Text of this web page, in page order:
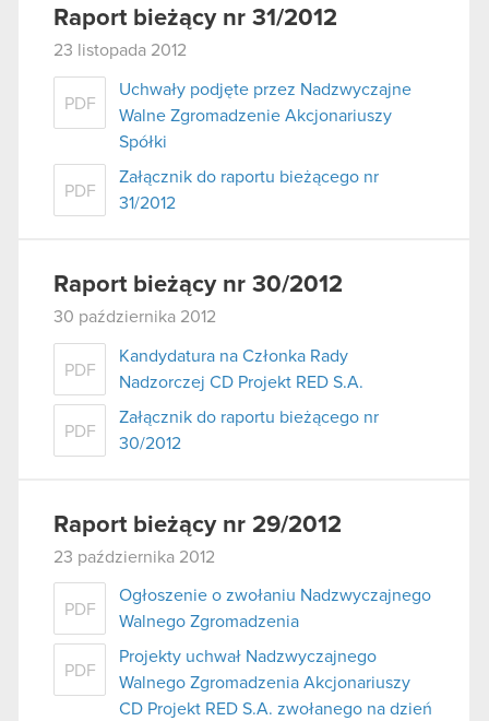
Raport bieżący nr 31/2012
23 listopada 2012
PDF
Uchwały podjęte przez Nadzwyczajne
Walne Zgromadzenie Akcjonariuszy
Spółki
PDF
Załącznik do raportu bieżącego nr
31/2012
Raport bieżący nr 30/2012
30 października 2012
PDF
Kandydatura na Członka Rady
Nadzorczej CD Projekt RED S.A.
PDF
Załącznik do raportu bieżącego nr
30/2012
Raport bieżący nr 29/2012
23 października 2012
PDF
Ogłoszenie o zwołaniu Nadzwyczajnego
Walnego Zgromadzenia
PDF
Projekty uchwał Nadzwyczajnego
Walnego Zgromadzenia Akcjonariuszy
CD Projekt RED S.A. zwołanego na dzień